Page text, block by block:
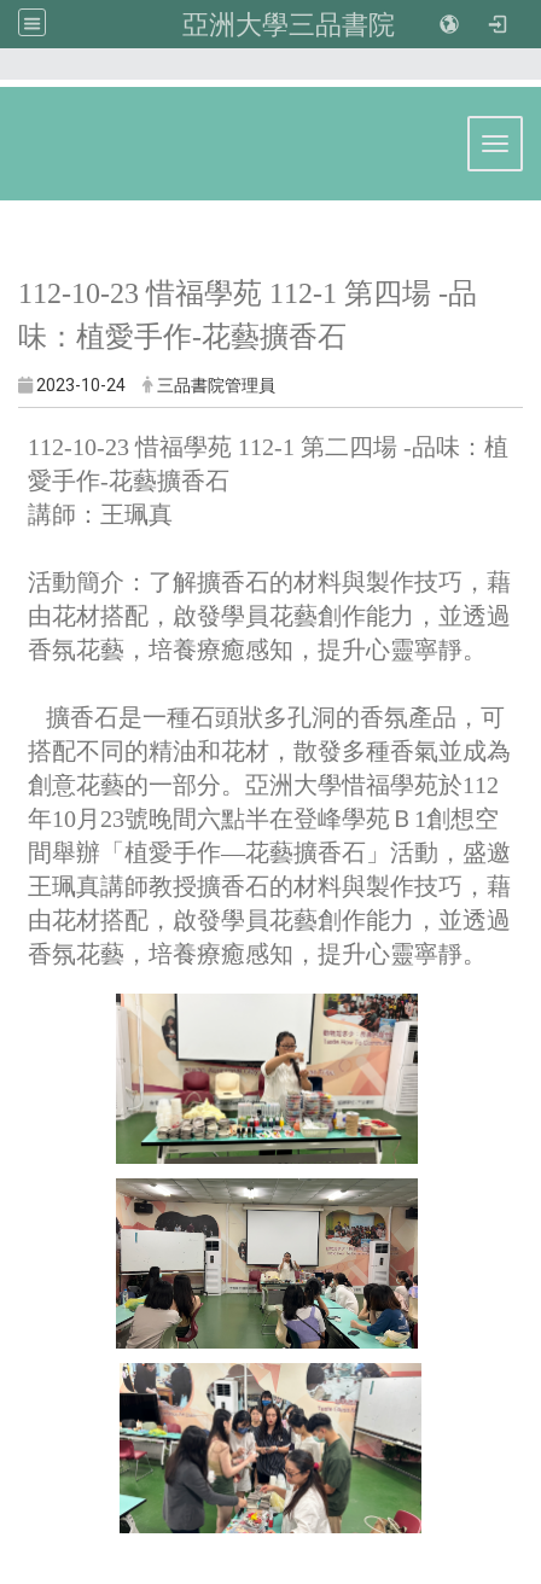
亞洲大學三品書院
112-10-23 惜福學苑 112-1 第四場 -品
味：植愛手作-花藝擴香石
2023-10-24 三品書院管理員
112-10-23 惜福學苑 112-1 第二四場 -品味：植
愛手作-花藝擴香石
講師：王珮真
活動簡介： 了解擴香石的材料與製作技巧，藉
由花材搭配，啟發學員花藝創作能力，並透過
香氛花藝，培養療癒感知，提升心靈寧靜。
擴香石是一種石頭狀多孔洞的香氛產品，可
搭配不同的精油和花材，散發多種香氣並成為
創意花藝的一部分。亞洲大學惜福學苑於112
年10月23號晚間六點半在登峰學苑Ｂ1創想空
間舉辦「植愛手作—花藝擴香石」活動，盛邀
王珮真講師教授擴香石的材料與製作技巧，藉
由花材搭配，啟發學員花藝創作能力，並透過
香氛花藝，培養療癒感知，提升心靈寧靜。